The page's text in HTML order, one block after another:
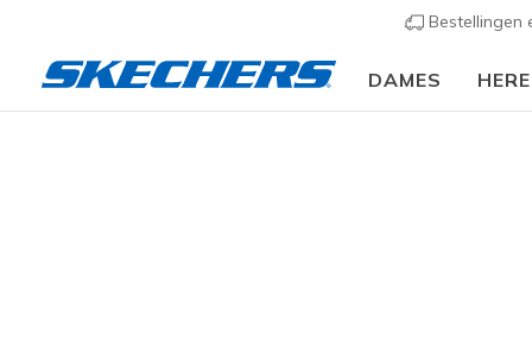
Bestellingen
DAMES